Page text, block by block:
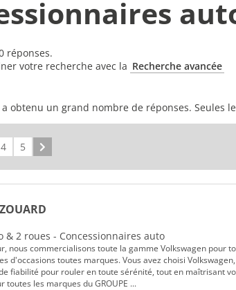
réponses.
votre recherche avec la Recherche avancée
obtenu un grand nombre de réponses. Seules
4 5
& 2 roues - Concessionnaires auto
nous commercialisons toute la gamme Volkswagen pour
d'occasions toutes marques. Vous avez choisi
fiabilité pour rouler en toute sérénité, tout en maîtrisant
toutes les marques du GROUPE ...